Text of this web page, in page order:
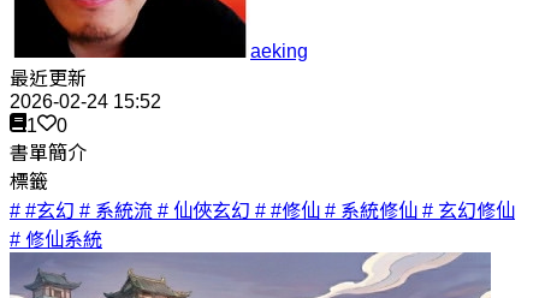
aeking
最近更新
2026-02-24 15:52
1
0
書單簡介
標籤
# #玄幻 # 系統流 # 仙俠玄幻 # #修仙 # 系統修仙 # 玄幻修仙
# 修仙系統